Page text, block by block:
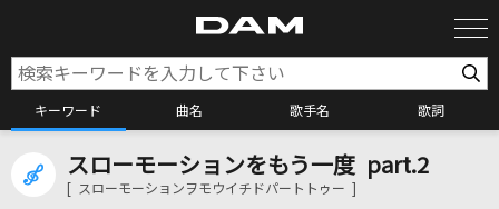
キーワード 曲名 歌手名 歌詞
カラオケ検索
スローモーションをもう一度 part.2
[ スローモーションヲモウイチドパートトゥー ]